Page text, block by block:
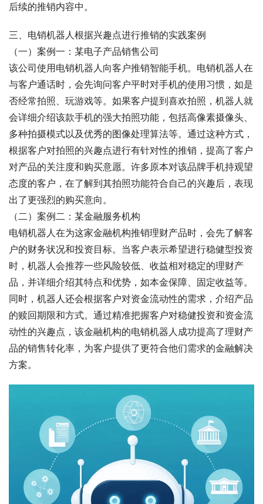
后续的推销内容中。
三、电销机器人根据兴趣点进行推销的实践案例
（一）案例一：某电子产品销售公司
该公司使用电销机器人向客户推销智能手机。电销机器人在
与客户通话时，会先询问客户平时对手机的使用习惯，如是
否经常拍照、玩游戏等。如果客户提到喜欢拍照，机器人就
会详细介绍该款手机的强大拍照功能，包括高像素摄像头、
多种拍摄模式以及优秀的图像处理算法等。通过这种方式，
根据客户对拍照的兴趣点进行有针对性的推销，提高了客户
对产品的关注度和购买意愿。许多原本对该品牌手机持观望
态度的客户，在了解到其拍照功能符合自己的兴趣后，表现
出了更强烈的购买意向。
（二）案例二：某金融服务机构
电销机器人在为这家金融机构推销理财产品时，会先了解客
户的财务状况和投资目标。当客户表示希望进行稳健型投资
时，机器人会推荐一些风险较低、收益相对稳定的理财产
品，并详细介绍其特点和优势，如本金保障、固定收益等。
同时，机器人还会根据客户对资金流动性的需求，介绍产品
的赎回期限和方式。通过精准把握客户对稳健投资和资金流
动性的兴趣点，该金融机构的电销机器人成功提高了理财产
品的销售转化率，为客户提供了更符合他们需求的金融解决
方案。